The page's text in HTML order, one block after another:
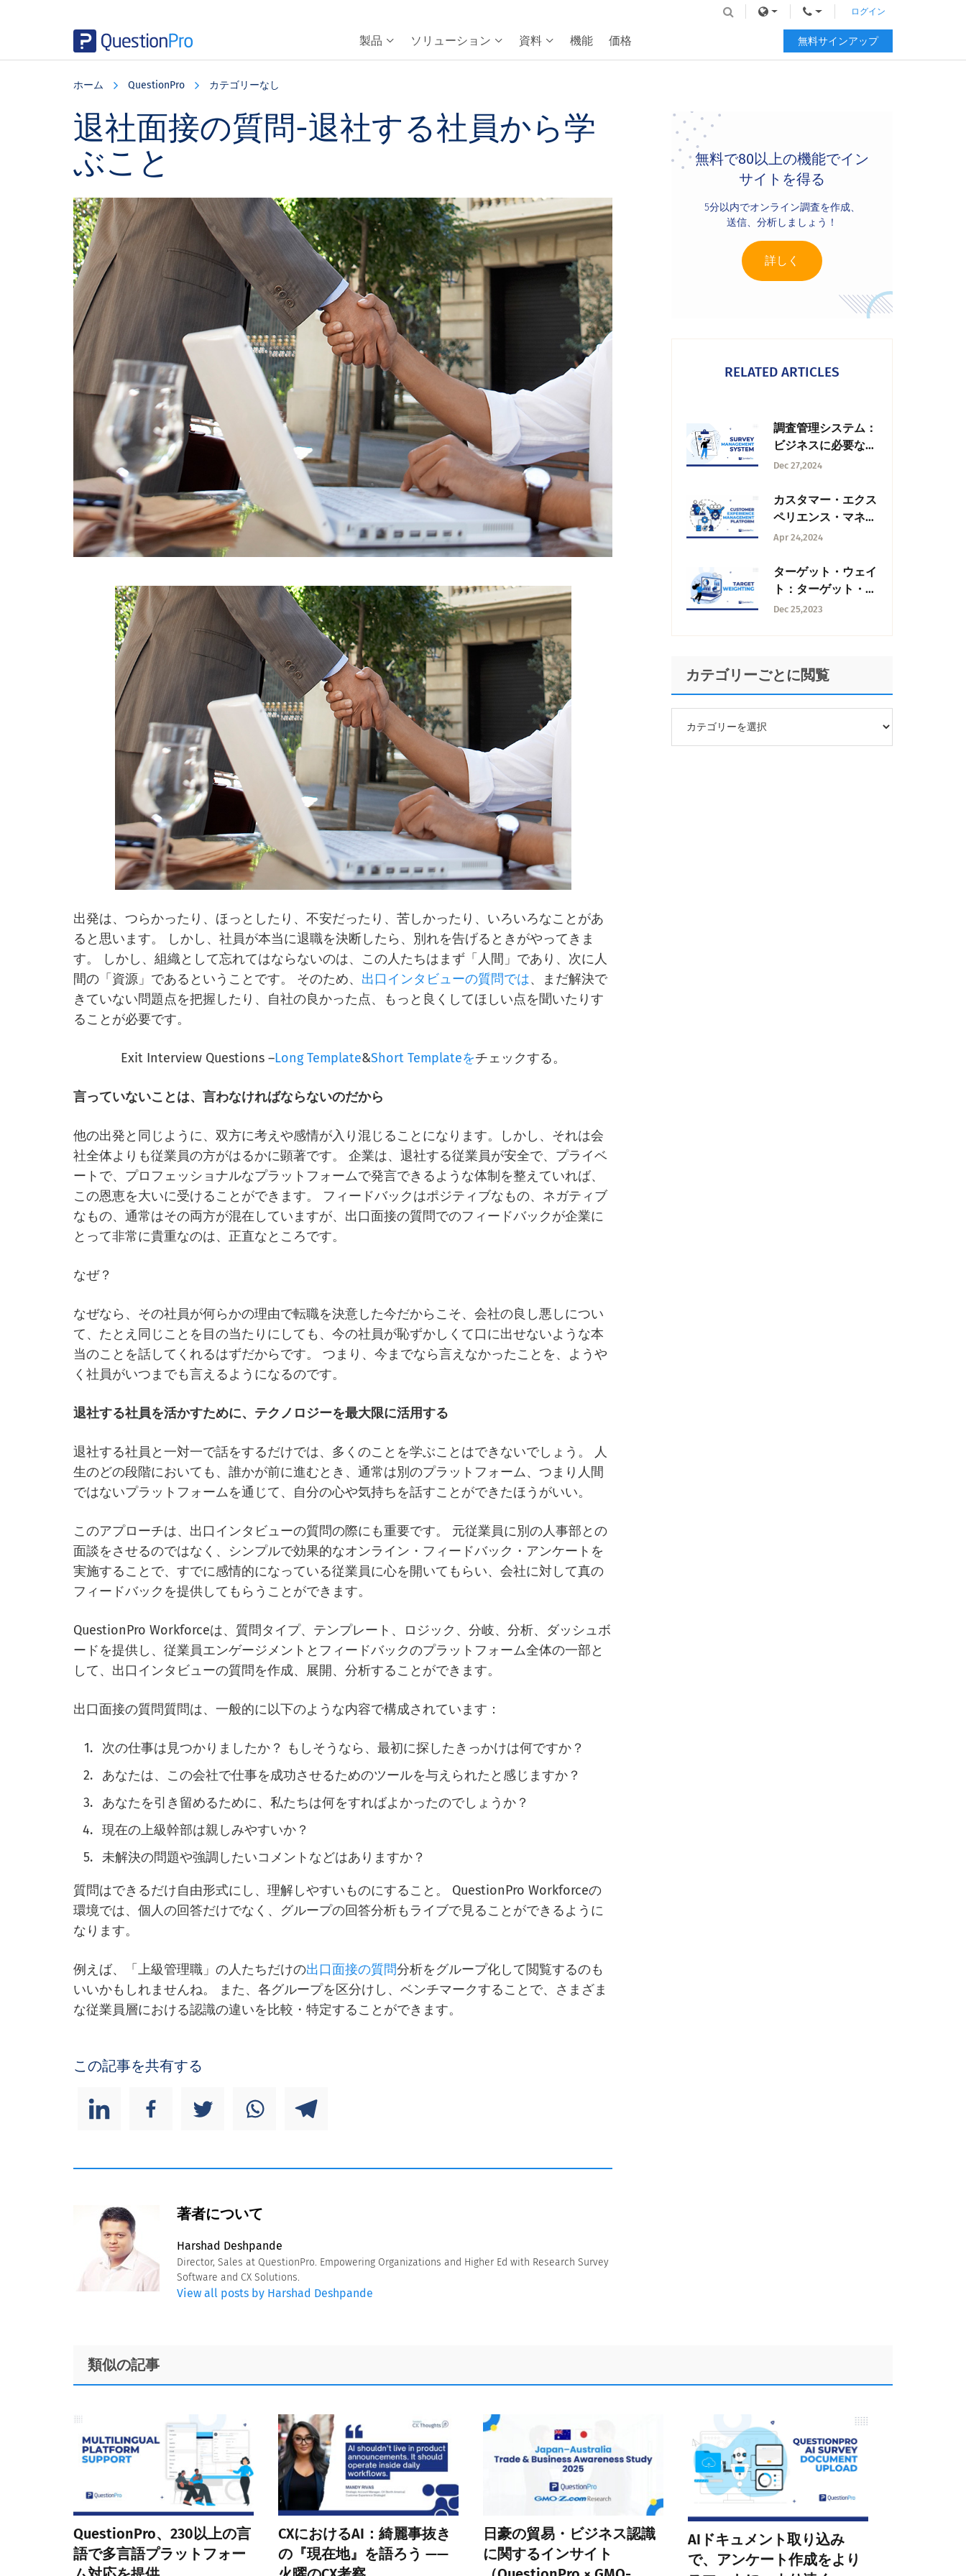
製品 ソリューション 資料 機能 価格
ログイン
無料サインアップ
ホーム QuestionPro カテゴリーなし
退社面接の質問-退社する社員から学
ぶこと
出発は、つらかったり、ほっとしたり、不安だったり、苦しかったり、いろいろなことがあ
ると思います。 しかし、社員が本当に退職を決断したら、別れを告げるときがやってきま
す。 しかし、組織として忘れてはならないのは、この人たちはまず「人間」であり、次に人
間の「資源」であるということです。 そのため、 出口インタビューの質問では、まだ解決で
きていない問題点を把握したり、自社の良かった点、もっと良くしてほしい点を聞いたりす
ることが必要です。
Exit Interview Questions –Long Template&Short Templateをチェックする。
言っていないことは、言わなければならないのだから
他の出発と同じように、双方に考えや感情が入り混じることになります。しかし、それは会
社全体よりも従業員の方がはるかに顕著です。 企業は、退社する従業員が安全で、プライベ
ートで、プロフェッショナルなプラットフォームで発言できるような体制を整えていれば、
この恩恵を大いに受けることができます。 フィードバックはポジティブなもの、ネガティブ
なもの、通常はその両方が混在していますが、出口面接の質問でのフィードバックが企業に
とって非常に貴重なのは、正直なところです。
なぜ？
なぜなら、その社員が何らかの理由で転職を決意した今だからこそ、会社の良し悪しについ
て、たとえ同じことを目の当たりにしても、今の社員が恥ずかしくて口に出せないような本
当のことを話してくれるはずだからです。 つまり、今までなら言えなかったことを、ようや
く社員がいつまでも言えるようになるのです。
退社する社員を活かすために、テクノロジーを最大限に活用する
退社する社員と一対一で話をするだけでは、多くのことを学ぶことはできないでしょう。 人
生のどの段階においても、誰かが前に進むとき、通常は別のプラットフォーム、つまり人間
ではないプラットフォームを通じて、自分の心や気持ちを話すことができたほうがいい。
このアプローチは、出口インタビューの質問の際にも重要です。 元従業員に別の人事部との
面談をさせるのではなく、シンプルで効果的なオンライン・フィードバック・アンケートを
実施することで、すでに感情的になっている従業員に心を開いてもらい、会社に対して真の
フィードバックを提供してもらうことができます。
QuestionPro Workforceは、質問タイプ、テンプレート、ロジック、分岐、分析、ダッシュボ
ードを提供し、従業員エンゲージメントとフィードバックのプラットフォーム全体の一部と
して、出口インタビューの質問を作成、展開、分析することができます。
出口面接の質問質問は、一般的に以下のような内容で構成されています：
次の仕事は見つかりましたか？ もしそうなら、最初に探したきっかけは何ですか？
あなたは、この会社で仕事を成功させるためのツールを与えられたと感じますか？
あなたを引き留めるために、私たちは何をすればよかったのでしょうか？
現在の上級幹部は親しみやすいか？
未解決の問題や強調したいコメントなどはありますか？
質問はできるだけ自由形式にし、理解しやすいものにすること。 QuestionPro Workforceの
環境では、個人の回答だけでなく、グループの回答分析もライブで見ることができるように
なります。
例えば、「上級管理職」の人たちだけの出口面接の質問分析をグループ化して閲覧するのも
いいかもしれませんね。 また、各グループを区分けし、ベンチマークすることで、さまざま
な従業員層における認識の違いを比較・特定することができます。
この記事を共有する
著者について
Harshad Deshpande
Director, Sales at QuestionPro. Empowering Organizations and Higher Ed with Research Survey
Software and CX Solutions.
View all posts by Harshad Deshpande
Primary
Sidebar
無料で80以上の機能でイン
サイトを得る
5分以内でオンライン調査を作成、
送信、分析しましょう！
詳しく
RELATED ARTICLES
調査管理システム：
ビジネスに必要な主
な機能
Dec 27,2024
カスタマー・エクス
ペリエンス・マネジ
メント・プラットフ
とプラクティス
Apr 24,2024
ターゲット・ウェイ
ト：ターゲット・ウ
ェイトとは何か？
Dec 25,2023
カテゴリーごとに閲覧
ゴ
類似の記事
QuestionPro、230以上の言
語で多言語プラットフォー
CXにおけるAI：綺麗事抜き
の『現在地』を語ろう ——
日豪の貿易・ビジネス認識
に関するインサイト
AIドキュメント取り込み
で、アンケート作成をより